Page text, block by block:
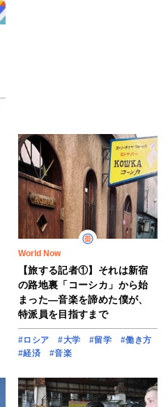
World Now
【旅する記者①】それは新宿
の路地裏「コーシカ」から始
まった―音楽を諦めた僕が、
特派員を目指すまで
#ロシア #大学 #留学
#働き方
#経済
#音楽